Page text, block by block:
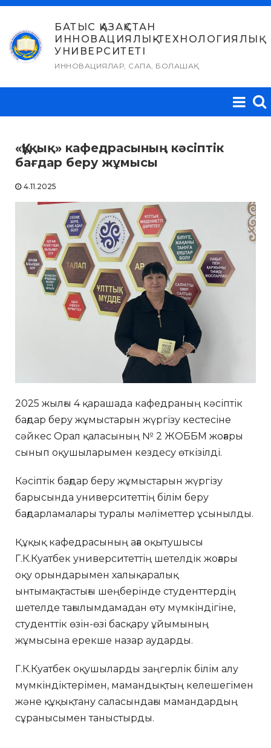
Skip
content
БАТЫС ҚАЗАҚСТАН
ИННОВАЦИЯЛЫҚ-ТЕХНОЛОГИЯЛЫҚ
УНИВЕРСИТЕТІ
ИННОВАЦИЯЛАР, САПА, БОЛАШАҚ
«Құқық» кафедрасының кәсіптік
бағдар беру жұмысы
4.11.2025
2025 жылғы 4 қарашада кафедраның кәсіптік
бағдар беру жұмыстарын жүргізу кестесіне
сәйкес Орал қаласының № 2 ЖОББМ жоғары
сынып оқушыларымен кездесу өткізілді.
Кәсіптік бағдар беру жұмыстарын жүргізу
барысында университеттің білім беру
бағдарламалары туралы мәліметтер ұсынылды.
Құқық кафедрасының аға оқытушысы
Г.К.Куатбек университеттің шетелдік жоғары
оқу орындарымен халықаралық
ынтымақтастығы шеңберінде студенттердің
шетелде тағылымдамадан өту мүмкіндігіне,
студенттік өзін-өзі басқару ұйымының
жұмысына ерекше назар аударды.
Г.К.Куатбек оқушыларды заңгерлік білім алу
мүмкіндіктерімен, мамандықтың келешегімен
және құқықтану саласындағы мамандардың
сұранысымен таныстырды.